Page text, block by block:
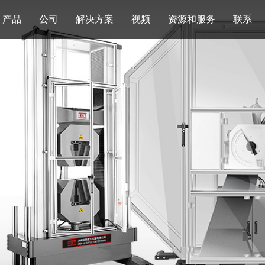
产品 公司 解决方案 视频 资源和服务 联系